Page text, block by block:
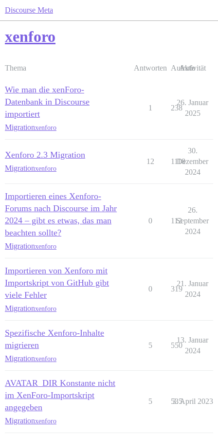
Discourse Meta
xenforo
Thema Antworten Aufrufe
Aktivität
Wie man die xenForo-
Datenbank in Discourse
importiert
Migrationxenforo
1 238
26. Januar
2025
Xenforo 2.3 Migration
Migrationxenforo
12 1118
30.
Dezember
2024
Importieren eines Xenforo-
Forums nach Discourse im Jahr
2024 – gibt es etwas, das man
beachten sollte?
Migrationxenforo
0 112
26.
September
2024
Importieren von Xenforo mit
Importskript von GitHub gibt
viele Fehler
Migrationxenforo
0 319
21. Januar
2024
Spezifische Xenforo-Inhalte
migrieren
Migrationxenforo
5 550
13. Januar
2024
AVATAR_DIR Konstante nicht
im XenForo-Importskript
angegeben
Migrationxenforo
5 535
3. April 2023